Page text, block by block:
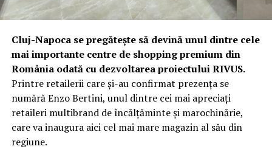
Cluj-Napoca se pregătește să devină unul dintre cele
mai importante centre de shopping premium din
România odată cu dezvoltarea proiectului RIVUS.
Printre retailerii care și-au confirmat prezența se
numără Enzo Bertini, unul dintre cei mai apreciați
retaileri multibrand de încălțăminte și marochinărie,
care va inaugura aici cel mai mare magazin al său din
regiune.